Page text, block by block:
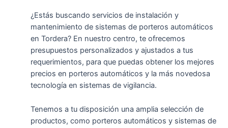
¿Estás buscando servicios de instalación y
mantenimiento de sistemas de porteros automáticos
en Tordera? En nuestro centro, te ofrecemos
presupuestos personalizados y ajustados a tus
requerimientos, para que puedas obtener los mejores
precios en porteros automáticos y la más novedosa
tecnología en sistemas de vigilancia.
Tenemos a tu disposición una amplia selección de
productos, como porteros automáticos y sistemas de